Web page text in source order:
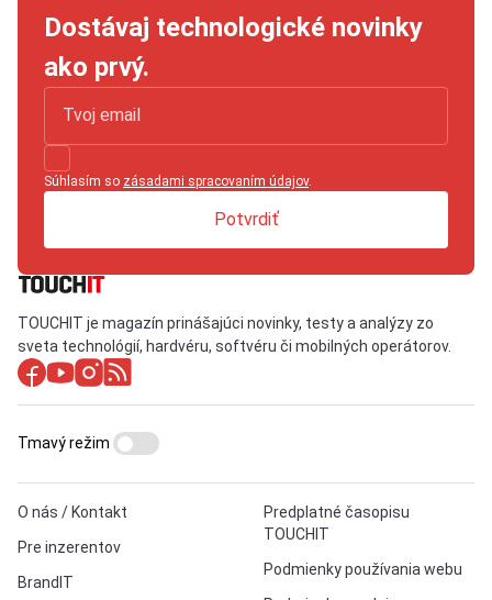
Dostávaj technologické novinky
ako prvý.
Súhlasím so zásadami spracovaním údajov.
Potvrdiť
TOUCHIT je magazín prinášajúci novinky, testy a analýzy zo
sveta technológií, hardvéru, softvéru či mobilných operátorov.
O nás / Kontakt
Pre inzerentov
BrandIT
Predplatné časopisu
TOUCHIT
Podmienky používania webu
Tmavý režim